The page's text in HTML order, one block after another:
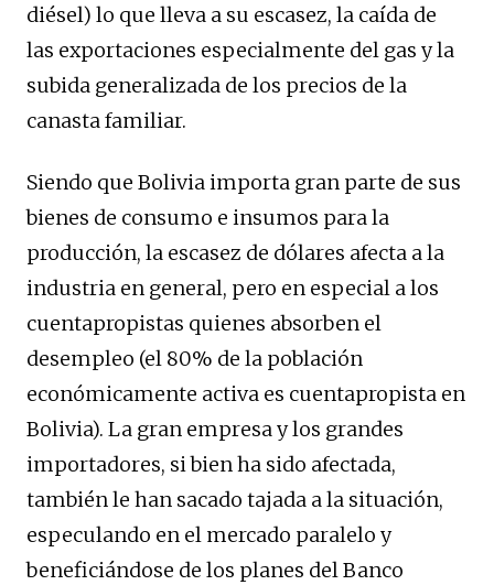
diésel) lo que lleva a su escasez, la caída de
las exportaciones especialmente del gas y la
subida generalizada de los precios de la
canasta familiar.
Siendo que Bolivia importa gran parte de sus
bienes de consumo e insumos para la
producción, la escasez de dólares afecta a la
industria en general, pero en especial a los
cuentapropistas quienes absorben el
desempleo (el 80% de la población
económicamente activa es cuentapropista en
Bolivia). La gran empresa y los grandes
importadores, si bien ha sido afectada,
también le han sacado tajada a la situación,
especulando en el mercado paralelo y
beneficiándose de los planes del Banco